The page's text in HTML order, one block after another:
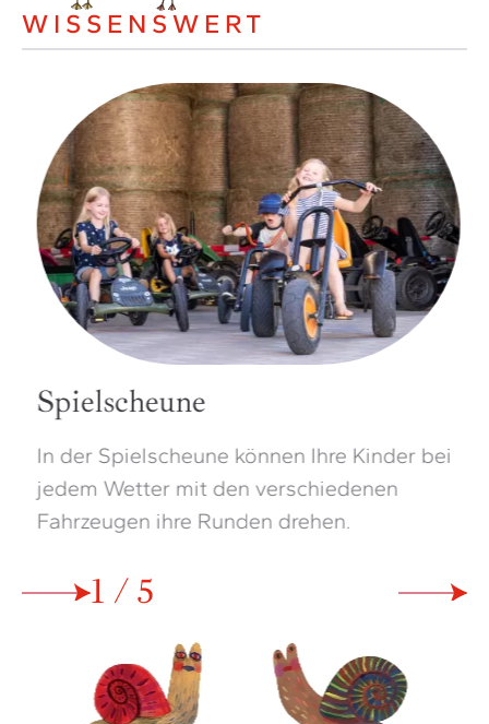
WISSENSWERT
Spielscheune
In der Spielscheune können Ihre Kinder bei
jedem Wetter mit den verschiedenen
Fahrzeugen ihre Runden drehen.
2 / 5